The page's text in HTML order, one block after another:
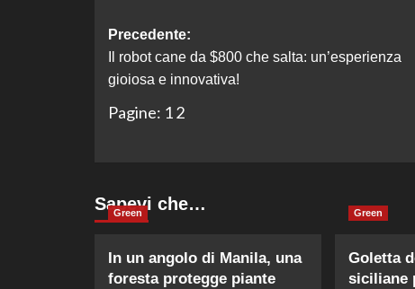
Navigazione
articolo
Precedente:
Il robot cane da $800 che salta: un’esperienza
gioiosa e innovativa!
Pagine: 1 2
Sapevi che…
Green
In un angolo di Manila, una
foresta protegge piante
Green
Goletta
siciliane